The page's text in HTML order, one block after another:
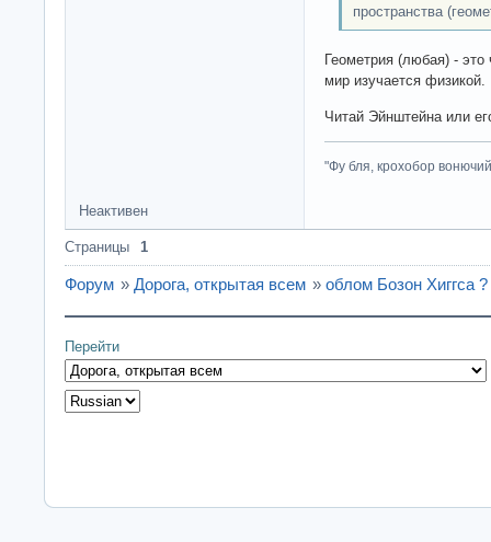
пространства
Геометрия (любая) - это
мир изучается физикой.
Читай Эйнштейна или
"Фу бля, крохобор
Неактивен
Страницы 1
Форум » Дорога, открытая всем » облом Бозон Хиггса ?
Перейти